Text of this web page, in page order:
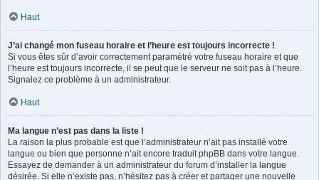
Haut
J’ai changé mon fuseau horaire et l’heure est toujours incorrecte !
Si vous êtes sûr d’avoir correctement paramétré votre fuseau horaire et que
l’heure est toujours incorrecte, il se peut que le serveur ne soit pas à l’heure.
Signalez ce problème à un administrateur.
Haut
Ma langue n’est pas dans la liste !
La raison la plus probable est que l’administrateur n’ait pas installé votre
langue ou bien que personne n’ait encore traduit phpBB dans votre langue.
Essayez de demander à un administrateur du forum d’installer la langue
désirée. Si elle n’existe pas, n’hésitez pas à créer et partager une nouvelle